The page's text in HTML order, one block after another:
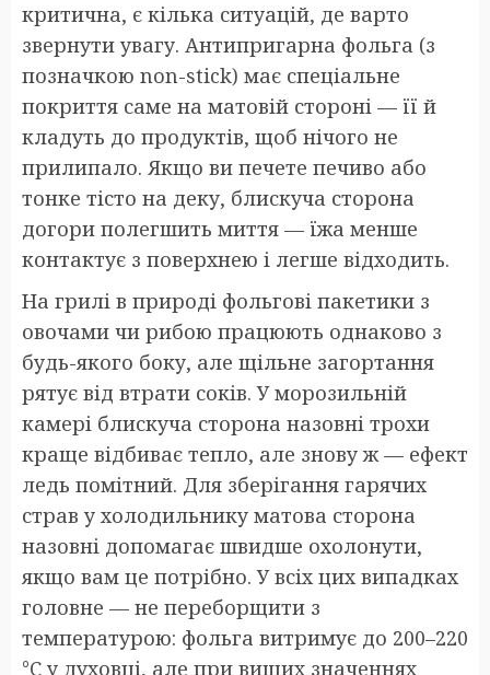
критична, є кілька ситуацій, де варто
звернути увагу. Антипригарна фольга (з
позначкою non-stick) має спеціальне
покриття саме на матовій стороні — її й
кладуть до продуктів, щоб нічого не
прилипало. Якщо ви печете печиво або
тонке тісто на деку, блискуча сторона
догори полегшить миття — їжа менше
контактує з поверхнею і легше відходить.
На грилі в природі фольгові пакетики з
овочами чи рибою працюють однаково з
будь-якого боку, але щільне загортання
рятує від втрати соків. У морозильній
камері блискуча сторона назовні трохи
краще відбиває тепло, але знову ж — ефект
ледь помітний. Для зберігання гарячих
страв у холодильнику матова сторона
назовні допомагає швидше охолонути,
якщо вам це потрібно. У всіх цих випадках
головне — не переборщити з
температурою: фольга витримує до 200–220
°C у духовці, але при вищих значеннях